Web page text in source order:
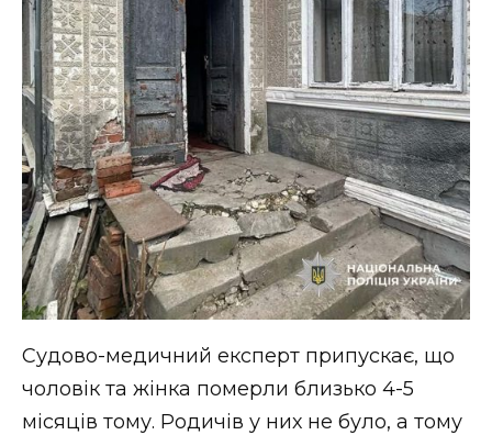
Судово-медичний експерт припускає, що
чоловік та жінка померли близько 4-5
місяців тому. Родичів у них не було, а тому